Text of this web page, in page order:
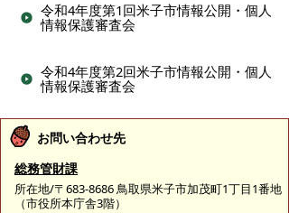
令和4年度第1回米子市情報公開・個人
情報保護審査会
令和4年度第2回米子市情報公開・個人
情報保護審査会
お問い合わせ先
総務管財課
所在地/〒683-8686 鳥取県米子市加茂町1丁目1番地
（市役所本庁舎3階）